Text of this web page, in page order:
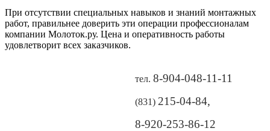
При отсутствии специальных навыков и знаний монтажных
работ, правильнее доверить эти операции профессионалам
компании Молоток.ру. Цена и оперативность работы
удовлетворит всех заказчиков.
тел. 8-904-048-11-11
(831) 215-04-84,
8-920-253-86-12